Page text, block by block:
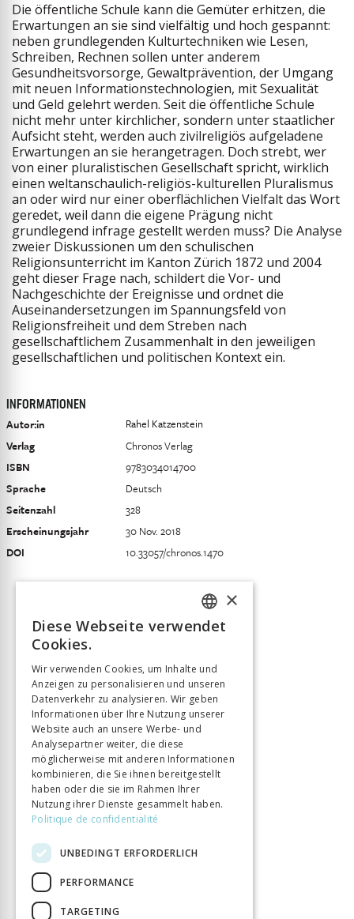
Die öffentliche Schule kann die Gemüter erhitzen, die
Erwartungen an sie sind vielfältig und hoch gespannt:
neben grundlegenden Kulturtechniken wie Lesen,
Schreiben, Rechnen sollen unter anderem
Gesundheitsvorsorge, Gewaltprävention, der Umgang
mit neuen Informationstechnologien, mit Sexualität
und Geld gelehrt werden. Seit die öffentliche Schule
nicht mehr unter kirchlicher, sondern unter staatlicher
Aufsicht steht, werden auch zivilreligiös aufgeladene
Erwartungen an sie herangetragen. Doch strebt, wer
von einer pluralistischen Gesellschaft spricht, wirklich
einen weltanschaulich-religiös-kulturellen Pluralismus
an oder wird nur einer oberflächlichen Vielfalt das Wort
geredet, weil dann die eigene Prägung nicht
grundlegend infrage gestellt werden muss? Die Analyse
zweier Diskussionen um den schulischen
Religionsunterricht im Kanton Zürich 1872 und 2004
geht dieser Frage nach, schildert die Vor- und
Nachgeschichte der Ereignisse und ordnet die
Auseinandersetzungen im Spannungsfeld von
Religionsfreiheit und dem Streben nach
gesellschaftlichem Zusammenhalt in den jeweiligen
gesellschaftlichen und politischen Kontext ein.
INFORMATIONEN
Autor:in
Rahel Katzenstein
Verlag
Chronos Verlag
ISBN
9783034014700
Sprache
Deutsch
Seitenzahl
328
Erscheinungsjahr
30 Nov. 2018
DOI
10.33057/chronos.1470
FRENCH
ITALIAN
×
Diese Webseite verwendet
Cookies.
Wir verwenden Cookies, um Inhalte und
Anzeigen zu personalisieren und unseren
Datenverkehr zu analysieren. Wir geben
Informationen über Ihre Nutzung unserer
Website auch an unsere Werbe- und
Analysepartner weiter, die diese
möglicherweise mit anderen Informationen
kombinieren, die Sie ihnen bereitgestellt
haben oder die sie im Rahmen Ihrer
Nutzung ihrer Dienste gesammelt haben.
Politique de confidentialité
UNBEDINGT ERFORDERLICH
PERFORMANCE
TARGETING